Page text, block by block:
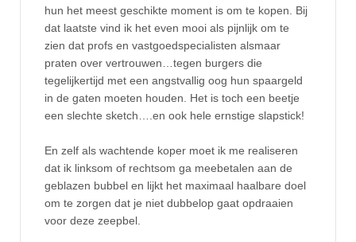
hun het meest geschikte moment is om te kopen. Bij
dat laatste vind ik het even mooi als pijnlijk om te
zien dat profs en vastgoedspecialisten alsmaar
praten over vertrouwen…tegen burgers die
tegelijkertijd met een angstvallig oog hun spaargeld
in de gaten moeten houden. Het is toch een beetje
een slechte sketch….en ook hele ernstige slapstick!
En zelf als wachtende koper moet ik me realiseren
dat ik linksom of rechtsom ga meebetalen aan de
geblazen bubbel en lijkt het maximaal haalbare doel
om te zorgen dat je niet dubbelop gaat opdraaien
voor deze zeepbel.